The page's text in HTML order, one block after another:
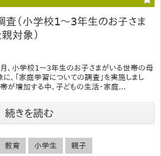
査（小学校1～3年生のお子さま
対象）
、小学校1～3年生のお子さまがいる世帯の母
「家庭学習についての調査」を実施しまし
が増加する中、子どもの生活・家庭...
続きを読む
教育 小学生 親子